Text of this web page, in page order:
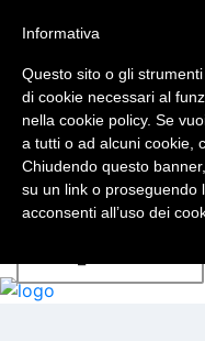
Chi sono
Libro
Università
Servizi
Blog
Faq
Contatti
Informativa
Questo sito o gli
di cookie necessari al
nella cookie policy. Se
a tutti o ad alcuni cookie,
Chiudendo questo
su un link o proseguendo
acconsenti all’uso dei